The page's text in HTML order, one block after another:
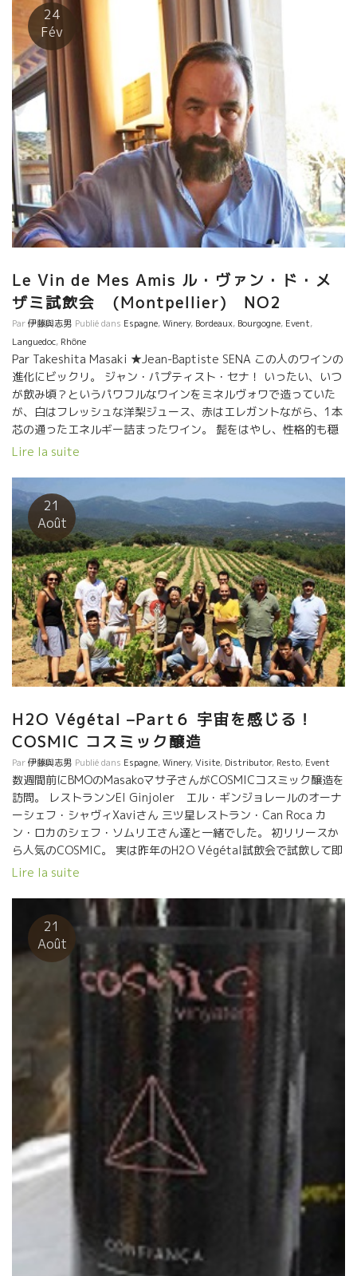
と滞在していた。 日本で多くに人に巡り逢って大変喜んでいまし
た。 特に、北海道での寿司屋さんで食べた魚類の新鮮さには感動
していた。 写真を色々見せて頂いた。 生きている透明のイカをそ
の場で調理してもらった美味しさに驚いていた。 今回の初耳
なお話しは、YOYOさんはドイツのフランクフルトに５年間も住ん
だことがあるそうです。 LA Vierge Rouge ラ・ヴィエルジュ・ル
ージュとAkoibonアコワボンのマグナムを飲みました。
スペイン・カタルーニャのすい星の如くに現れて、
いきなりトビッキリ美味しいワインを造りあげたCosmicのサルバ
ドールもジャンフランソワ・ニックとYoyoさんのワインが大好き
だ。
24
Fév
Le Vin de Mes Amis ル・ヴァン・ド・メ
ザミ試飲会 (Montpellier) NO2
Par伊藤與志男 Publié dans Espagne,Winery, Bordeaux, Bourgogne, Event,
Languedoc, Rhône
Par Takeshita Masaki ★Jean-Baptiste SENA この人のワインの
進化にビックリ。 ジャン・パプティスト・セナ！ いったい、いつ
が飲み頃？というパワフルなワインをミネルヴォワで造っていた
が、白はフレッシュな洋梨ジュース、赤はエレガントながら、1本
芯の通ったエネルギー詰まったワイン。 髭をはやし、性格的も穏
やかになった感じのセナ。旨し！ ★Thomas Picot –
ンテージを持参。このエレガントなミネラル感がたまらない。繊
細なシャブリ。余韻の塩気が心地良い。 ★Mas Haut BUIS
ラングドックの標高500mにぶどう畑を持つマス・オー・ビュイ。
オリヴィエも昔は凝縮度たっぷり、新樽たっぷりのワインを造っ
ていたが、今やマセラシオンカルボニックで、樽の使用も減ら
し、素晴らしいバランスのワインを造っている。
★Cosmic(スペイン) この自然派巨匠溢れるサロンで、ひときわ輝
いていたのが、スペインのコスミック。 ザルバは見ての通り、チ
ベットあたりの修行僧のような雰囲気。 無駄の無い、かつまさに
宇宙のエネルギーの流れ詰まった、研ぎ澄まされたワイン。 カリ
ニャン・ノワール、ブラン、グリのキュヴェ、オンカリダスは、
もうワインを超えた飲料。 ちょうどMas Pellisserマス・ペリセー
りあっていた。 今からのスペイン自然派を引っ張っていく、輝く
2人だ！ ★Christophe Pueyo サンテミリオンのクリスト
フ・プエヨもセミヨンのアンフォラのキャヴェなど、いろいろ挑
戦。マセラシオンする事で、セミヨンの苦味、アロマが、より複
雑に表現されている。 赤は安心感溢れるバランス。
★Mas de Mon Père コート・ド・マルペールのマス・ド・モンペ
ール！今や日本に取り扱いが無いのが残念。。。 彼もMCをセパー
ジュによって取り入れ、マセラシオン期間も以前より短くし、綺
麗で果実味溢れるワインを造っている。 ★Marcel
Richaud マルセル・リショーのスタンドは息子のトマが担当。ま
セル・マジック。 巨匠のワインだ。 ★Catherine
Bernard カトリーヌ・ベルナールの2017年、まだ出来上がってな
いが、アリカント、カリニャンのキュヴェは素晴らしい味わい！
チャーミングでエネルギッシュなカトリーヌの人柄がまさに出て
Lire la suite
21
Août
H2O Végétal –Part６ 宇宙を感じる！
COSMIC コスミック醸造
Par伊藤與志男 Publié dans Espagne,Winery,Visite, Distributor, Resto, Event
数週間前にBMOのMasakoマサ子さんがCOSMICコスミック醸造を
訪問。 レストランンEl Ginjoler エル・ギンジョレールのオーナ
ーシェフ・シャヴィXaviさん 三ツ星レストラン・Can Roca カ
ン・ロカのシェフ・ソムリエさん達と一緒でした。 初リリースか
ら人気のCOSMIC。 実は昨年のH2O Végétal試飲会で試飲して即
訪問したのですが、 その時すでに、すべて売り切れだった！ １６
年越しのCOSMICワインが先週日本に着いたようです。 残念なが
ら量は少量しかもらえませんでした。 宇宙エネルギーが詰まった
ワイン。大きな、大きな宇宙を感じてください。 “マルセルを知ら
ない新世代自然派”を象徴した醸造家の一人です。 新しい流れを感
じてください。 Salvaeorサルバドールは、スピリチュアルな面も
持っていて、山上の畑の中に大きな自然石があり、 星空の中、
時々座るようです。 山の上、満天の星の中、座ると自分が宇宙の
一部であることを感じるようです。 日中ですが、私も座ってみま
した。 天から頭、背中を抜けて地中にスーット抜けるような感覚
Lire la suite
21
Août